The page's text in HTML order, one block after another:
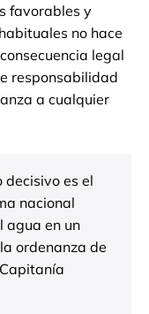
favorables y
no hace
legal
responsabilidad
a cualquier
decisivo es el
nacional
agua en un
ordenanza de